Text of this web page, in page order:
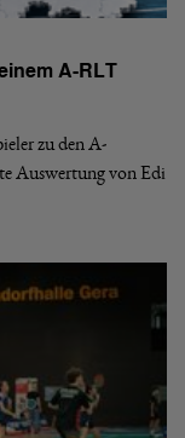
A-RLT
zu den A-
Auswertung von Edi